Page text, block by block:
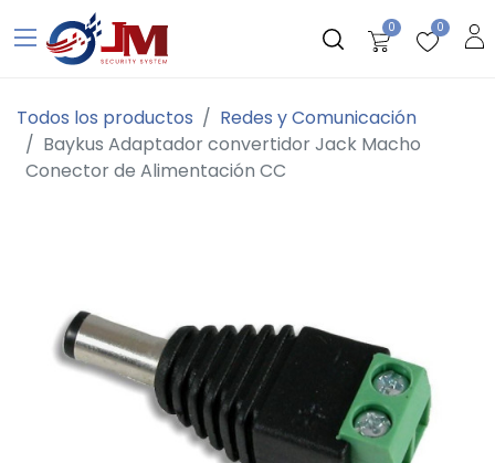
0 0
Todos los productos
Redes y Comunicación
Baykus Adaptador convertidor Jack Macho
Conector de Alimentación CC